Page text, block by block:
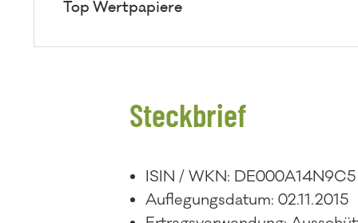
Top Wertpapiere
Steckbrief
ISIN / WKN:
Auflegungsdatum: 02.11.2015